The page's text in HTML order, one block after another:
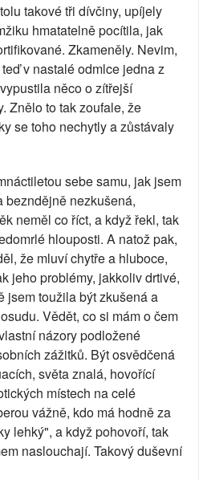
takové tři dívčiny, upíjely
hmatatelně pocítila, jak
Zkameněly. Nevim,
v nastalé odmlce jedna z
něco o zítřejší
Znělo to tak zoufale, že
se toho nechytly a zůstávaly
sebe samu, jak jsem
bezndějně nezkušená,
neměl co říct, a když řekl, tak
hlouposti. A natož pak,
že mluví chytře a hluboce,
jeho problémy, jakkoliv drtivé,
jsem toužila být zkušená a
Vědět, co si mám o čem
názory podložené
zážitků. Být osvědčená
světa znalá, hovořící
místech na celé
vážně, kdo má hodně za
lehký", a když pohovoří, tak
naslouchají. Takový duševní